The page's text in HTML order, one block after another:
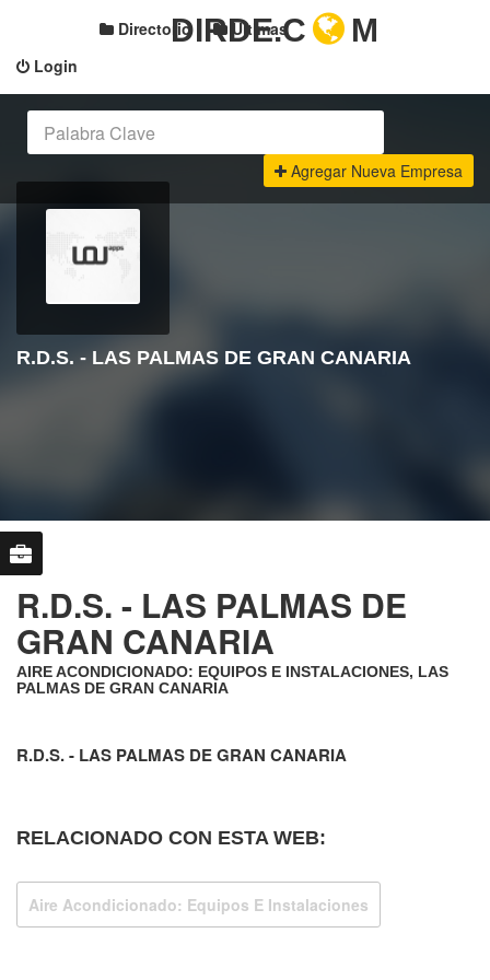
Login
Directorio Últimas
DIRDE.C M
Agregar Nueva Empresa
R.D.S. - LAS PALMAS DE GRAN CANARIA
R.D.S. - LAS PALMAS DE
GRAN CANARIA
AIRE ACONDICIONADO: EQUIPOS E INSTALACIONES, LAS
PALMAS DE GRAN CANARIA
R.D.S. - LAS PALMAS DE GRAN CANARIA
RELACIONADO CON ESTA WEB:
Aire Acondicionado: Equipos E Instalaciones